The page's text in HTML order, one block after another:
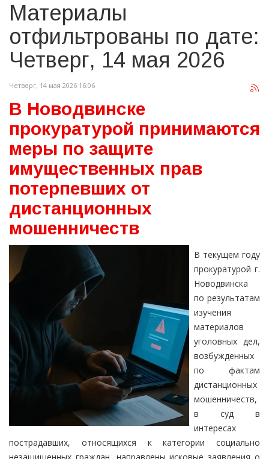
Материалы
отфильтрованы по дате:
Четверг, 14 мая 2026
Четверг, 14 мая 2026 16:06
В Новодвинске
прокуратурой принимаются
меры по защите
имущественных прав
потерпевших от
дистанционных
мошенничеств
В текущем году
прокуратурой г.
Новодвинска
по результатам
изучения
материалов
уголовных дел,
возбужденных
по фактам
дистанционных
мошенничеств,
в суд в
интересах
пострадавших, относящихся к категории социально